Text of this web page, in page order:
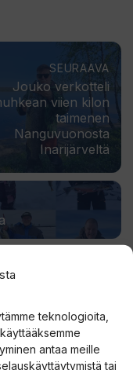
teknologioita,
antaa meille
tai
SEURAAVA
Jouko verkotteli
viien kilon
taimenen
Nanguvuonosta
Inarijärveltä